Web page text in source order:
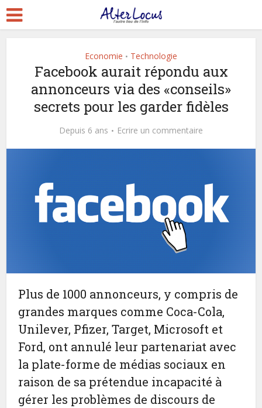
Economie • Technologie
Facebook aurait répondu aux
annonceurs via des «conseils»
secrets pour les garder fidèles
Depuis 6 ans Ecrire un commentaire
Plus de 1000 annonceurs, y compris de
grandes marques comme Coca-Cola,
Unilever, Pfizer, Target, Microsoft et
Ford, ont annulé leur partenariat avec
la plate-forme de médias sociaux en
raison de sa prétendue incapacité à
gérer les problèmes de discours de